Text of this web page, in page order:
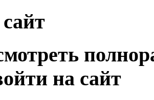
на сайт